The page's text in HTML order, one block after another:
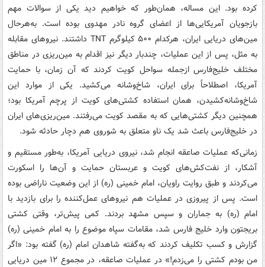
کرده بود. این مساله، همان‌طور که خواهیم دید یکی از سوالات مهم
بازجویان آمریکایی‌ها از اعضای گروه نادر مهدوی بوده است. به‌هرحال
مین‌های دریایی ایران، هرکدام ۵۰۰ کیلوگرم TNT داشتند. نیروهای مقابله
به مثل، پس از این عملیات، چندبار دیگر نیز اقدام به مین‌ریزی در مناطق
مختلف خلیج‌فارس ازجمله سواحل کویت کردند که آن زمان، با حمایت
آمریکا، اصطلاحاً برای ایران، شاخ‌وشانه می‌کشید. یکی از موارد این
شاخ‌وشانه‌کشیدن، همان استفاده کشتی‌های کویت از پرچم آمریکا بود؛
همچنین دیگر کشتی‌هایی که به مقصد کویت می‌رفتند. مین‌ریزی‌های ایران
در خلیج‌فارس باعث شد یک ناو متعلق به شوروی هم دچار حادثه شود.
زمانی‌که عملیات صاعقه انجام شد، نیروی دریایی آمریکا، به‌طور مستقیم و
آشکار، از نفت‌کش‌های کویت و عربستان حمایت و آن‌ها را اسکورت
می‌کردند و طبق روایت راویان، امام خمینی (ره) از این وضعیت ناراضی بوده
است. پس از پیروزی در عملیات هم نیروهای عمل‌کننده را برای بازدید با
امام (ره) به جماران و سپس مشهد بردند. کمی پیش‌تر، وقتی کشتی
بریجتون وارد خلیج فارس شد، مقامات سپاه موضوع را به امام خمینی (ره)
گزارش و کسب تکلیف کردند که به‌گفته شاهدان امام (ره) گفته بود: «اگر
من بودم کشتی را می‌زدم!» در عملیات صاعقه، در مجموع ۱۲ مین دریایی